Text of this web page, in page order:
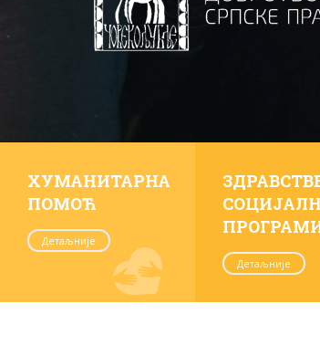
ХУМАНИТАРНА
ПОМОЋ
Детаљније
Детаљније